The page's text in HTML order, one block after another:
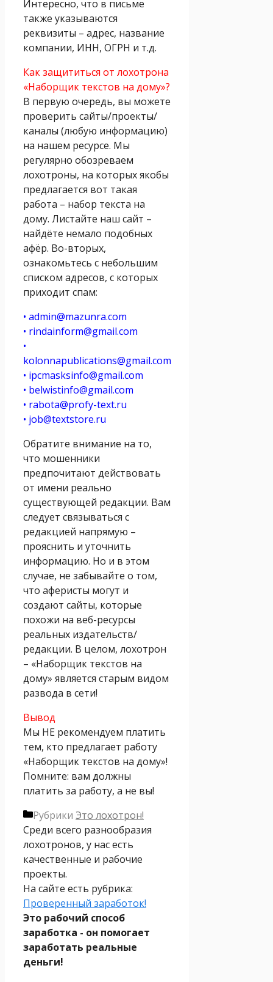
Интересно, что в письме
также указываются
реквизиты – адрес, название
компании, ИНН, ОГРН и т.д.
Как защититься от лохотрона
«Наборщик текстов на дому»?
В первую очередь, вы можете
проверить сайты/проекты/
каналы (любую информацию)
на нашем ресурсе. Мы
регулярно обозреваем
лохотроны, на которых якобы
предлагается вот такая
работа – набор текста на
дому. Листайте наш сайт –
найдёте немало подобных
афёр. Во-вторых,
ознакомьтесь с небольшим
списком адресов, с которых
приходит спам:
• admin@mazunra.com
• rindainform@gmail.com
•
kolonnapublications@gmail.com
• ipcmasksinfo@gmail.com
• belwistinfo@gmail.com
• rabota@profy-text.ru
• job@textstore.ru
Обратите внимание на то,
что мошенники
предпочитают действовать
от имени реально
существующей редакции. Вам
следует связываться с
редакцией напрямую –
прояснить и уточнить
информацию. Но и в этом
случае, не забывайте о том,
что аферисты могут и
создают сайты, которые
похожи на веб-ресурсы
реальных издательств/
редакции. В целом, лохотрон
– «Наборщик текстов на
дому» является старым видом
развода в сети!
Вывод
Мы НЕ рекомендуем платить
тем, кто предлагает работу
«Наборщик текстов на дому»!
Помните: вам должны
платить за работу, а не вы!
Рубрики Это лохотрон!
Среди всего разнообразия
лохотронов, у нас есть
качественные и рабочие
проекты.
На сайте есть рубрика:
Проверенный заработок!
Это рабочий способ
заработка - он помогает
заработать реальные
деньги!